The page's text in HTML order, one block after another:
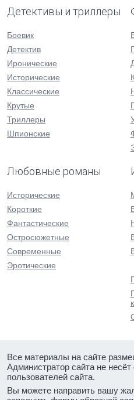
Детективы и триллеры
Боевик
Детектив
Иронические
Исторические
Классические
Крутые
Триллеры
Шпионские
Любовные романы
Исторические
Короткие
Фантастические
Остросюжетные
Современные
Эротические
Все материалы на сайте
Администратор сайта не несёт
пользователей сайта.
Вы можете направить вашу